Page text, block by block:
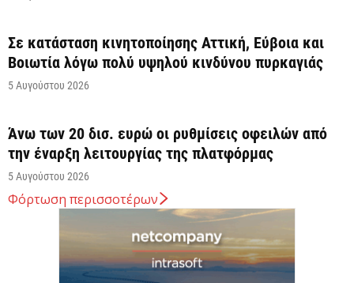
Σε κατάσταση κινητοποίησης Αττική, Εύβοια και
Βοιωτία λόγω πολύ υψηλού κινδύνου πυρκαγιάς
5 Αυγούστου 2026
Άνω των 20 δισ. ευρώ οι ρυθμίσεις οφειλών από
την έναρξη λειτουργίας της πλατφόρμας
5 Αυγούστου 2026
Κυρ. Μητσοτάκης: Η είσοδος της Meridiam
αποτελεί μια πολύ ισχυρή ψήφο εμπιστοσύνης στον
ενεργειακό...
Φόρτωση περισσοτέρων